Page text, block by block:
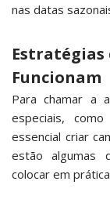
nas datas
Estratégias
Funcionam
Para chamar a
especiais,
essencial criar
estão algumas
colocar em